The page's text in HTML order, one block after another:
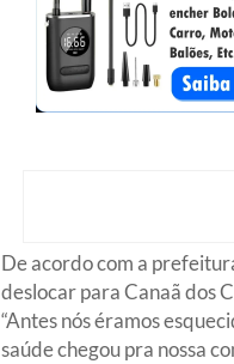
De acordo com a
deslocar para Canaã dos
“Antes nós éramos
saúde chegou pra nossa